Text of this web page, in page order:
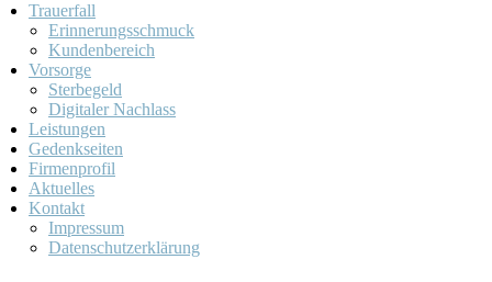
Trauerfall
Erinnerungsschmuck
Kundenbereich
Vorsorge
Sterbegeld
Digitaler Nachlass
Leistungen
Gedenkseiten
Firmenprofil
Aktuelles
Kontakt
Impressum
Datenschutzerklärung